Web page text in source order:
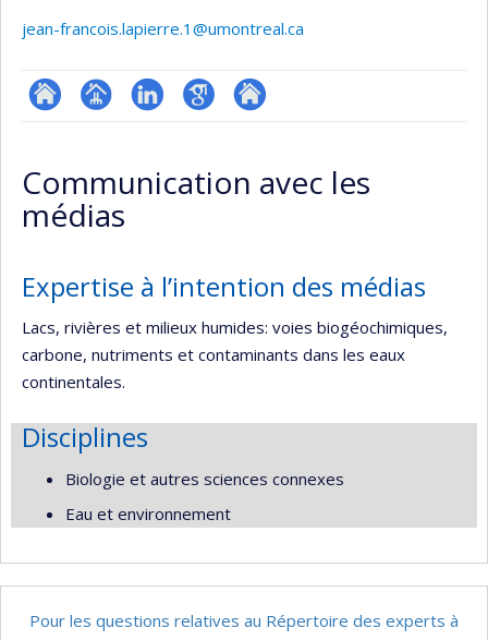
jean-francois.lapierre.1@umontreal.ca
ResearchGate
Page
(faculté,département,école)
LinkedInGoogleAutre
web
Communication avec les
médias
Expertise à l’intention des médias
Lacs, rivières et milieux humides: voies biogéochimiques,
carbone, nutriments et contaminants dans les eaux
continentales.
Disciplines
Biologie et autres sciences connexes
Eau et environnement
Pour les questions relatives au Répertoire des experts à